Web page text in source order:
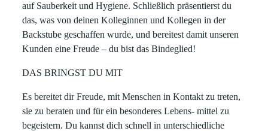
auf Sauberkeit und Hygiene. Schließlich präsentierst du
das, was von deinen Kolleginnen und Kollegen in der
Backstube geschaffen wurde, und bereitest damit unseren
Kunden eine Freude – du bist das Bindeglied!
DAS BRINGST DU MIT
Es bereitet dir Freude, mit Menschen in Kontakt zu treten,
sie zu beraten und für ein besonderes Lebens- mittel zu
begeistern. Du kannst dich schnell in unterschiedliche